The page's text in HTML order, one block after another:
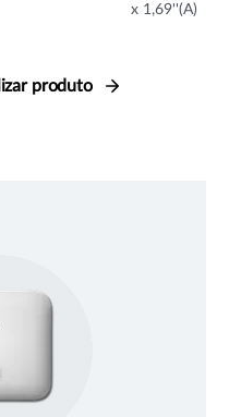
x 1,69''(A)
produto